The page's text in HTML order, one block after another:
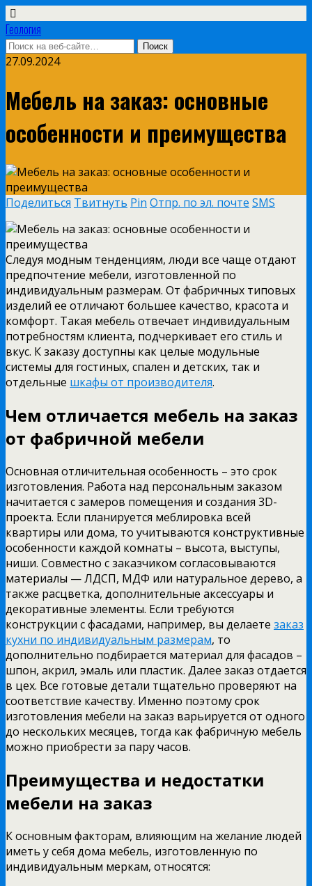
Геология
27.09.2024
Мебель на заказ: основные
особенности и преимущества
Поделиться Твитнуть Pin Отпр. по эл. почте SMS
Следуя модным тенденциям, люди все чаще отдают
предпочтение мебели, изготовленной по
индивидуальным размерам. От фабричных типовых
изделий ее отличают большее качество, красота и
комфорт. Такая мебель отвечает индивидуальным
потребностям клиента, подчеркивает его стиль и
вкус. К заказу доступны как целые модульные
системы для гостиных, спален и детских, так и
отдельные шкафы от производителя.
Чем отличается мебель на заказ
от фабричной мебели
Основная отличительная особенность – это срок
изготовления. Работа над персональным заказом
начитается с замеров помещения и создания 3D-
проекта. Если планируется меблировка всей
квартиры или дома, то учитываются конструктивные
особенности каждой комнаты – высота, выступы,
ниши. Совместно с заказчиком согласовываются
материалы — ЛДСП, МДФ или натуральное дерево, а
также расцветка, дополнительные аксессуары и
декоративные элементы. Если требуются
конструкции с фасадами, например, вы делаете заказ
кухни по индивидуальным размерам, то
дополнительно подбирается материал для фасадов –
шпон, акрил, эмаль или пластик. Далее заказ отдается
в цех. Все готовые детали тщательно проверяют на
соответствие качеству. Именно поэтому срок
изготовления мебели на заказ варьируется от одного
до нескольких месяцев, тогда как фабричную мебель
можно приобрести за пару часов.
Преимущества и недостатки
мебели на заказ
К основным факторам, влияющим на желание людей
иметь у себя дома мебель, изготовленную по
индивидуальным меркам, относятся: